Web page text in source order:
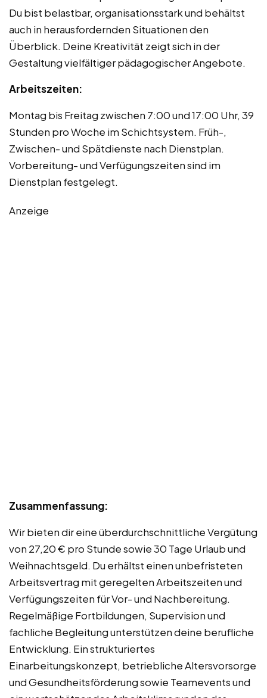
Du bist belastbar, organisationsstark und behältst
auch in herausfordernden Situationen den
Überblick. Deine Kreativität zeigt sich in der
Gestaltung vielfältiger pädagogischer Angebote.
Arbeitszeiten:
Montag bis Freitag zwischen 7:00 und 17:00 Uhr, 39
Stunden pro Woche im Schichtsystem. Früh-,
Zwischen- und Spätdienste nach Dienstplan.
Vorbereitung- und Verfügungszeiten sind im
Dienstplan festgelegt.
Anzeige
Zusammenfassung:
Wir bieten dir eine überdurchschnittliche Vergütung
von 27,20 € pro Stunde sowie 30 Tage Urlaub und
Weihnachtsgeld. Du erhältst einen unbefristeten
Arbeitsvertrag mit geregelten Arbeitszeiten und
Verfügungszeiten für Vor- und Nachbereitung.
Regelmäßige Fortbildungen, Supervision und
fachliche Begleitung unterstützen deine berufliche
Entwicklung. Ein strukturiertes
Einarbeitungskonzept, betriebliche Altersvorsorge
und Gesundheitsförderung sowie Teamevents und